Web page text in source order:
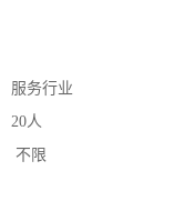
服务行业
20人
不限